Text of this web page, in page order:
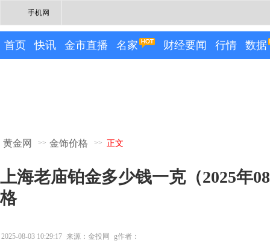
手机网
首页 快讯 金市直播 名家 财经要闻 行情 数据
黄金网 >> 金饰价格 >> 正文
上海老庙铂金多少钱一克（2025年
格
2025-08-03 10:29:17 来源：金投网 g作者：